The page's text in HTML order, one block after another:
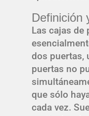
Definición
Las cajas de
dos puertas,
puertas no
que sólo
cada vez.